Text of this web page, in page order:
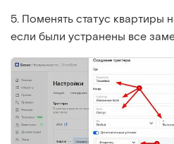
5. Поменять статус квартиры
если были устранены все